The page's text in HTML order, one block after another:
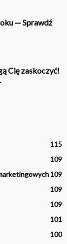
— Sprawdź
Cię zaskoczyć!
115
109
109
109
109
101
100